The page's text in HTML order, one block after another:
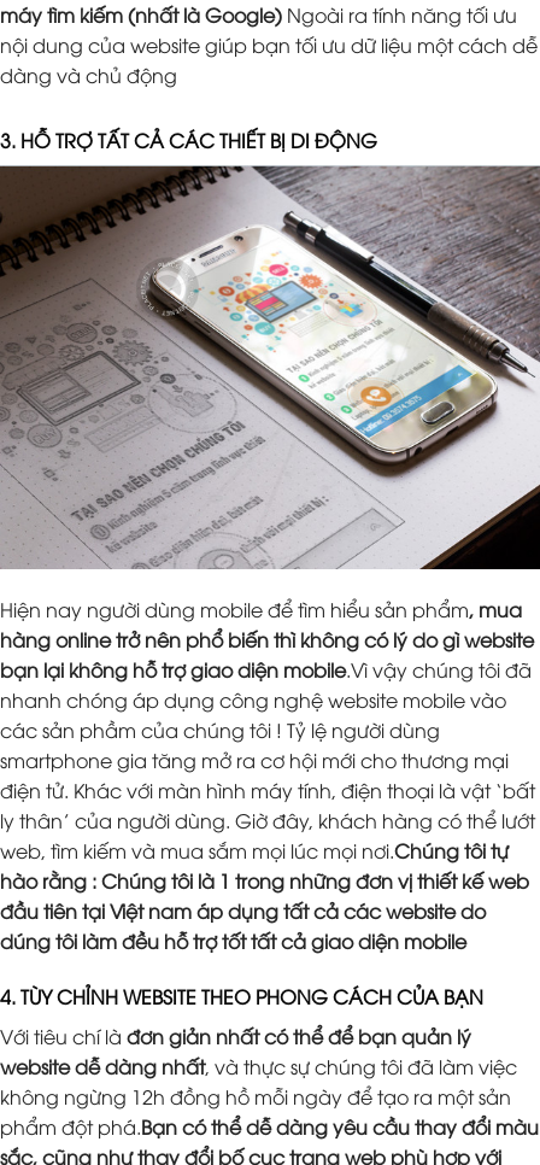
máy tìm kiếm (nhất là Google) Ngoài ra tính năng tối ưu
nội dung của website giúp bạn tối ưu dữ liệu một cách dễ
dàng và chủ động
3. HỖ TRỢ TẤT CẢ CÁC THIẾT BỊ DI ĐỘNG
Hiện nay người dùng mobile để tìm hiểu sản phẩm, mua
hàng online trở nên phổ biến thì không có lý do gì website
bạn lại không hỗ trợ giao diện mobile.Vì vậy chúng tôi đã
nhanh chóng áp dụng công nghệ website mobile vào
các sản phầm của chúng tôi ! Tỷ lệ người dùng
smartphone gia tăng mở ra cơ hội mới cho thương mại
điện tử. Khác với màn hình máy tính, điện thoại là vật ‘bất
ly thân’ của người dùng. Giờ đây, khách hàng có thể lướt
web, tìm kiếm và mua sắm mọi lúc mọi nơi.Chúng tôi tự
hào rằng : Chúng tôi là 1 trong những đơn vị thiết kế web
đầu tiên tại Việt nam áp dụng tất cả các website do
dúng tôi làm đều hỗ trợ tốt tất cả giao diện mobile
4. TÙY CHỈNH WEBSITE THEO PHONG CÁCH CỦA BẠN
Với tiêu chí là đơn giản nhất có thể để bạn quản lý
website dễ dàng nhất, và thực sự chúng tôi đã làm việc
không ngừng 12h đồng hồ mỗi ngày để tạo ra một sản
phẩm đột phá.Bạn có thể dễ dàng yêu cầu thay đổi màu
sắc, cũng như thay đổi bố cục trang web phù hợp với